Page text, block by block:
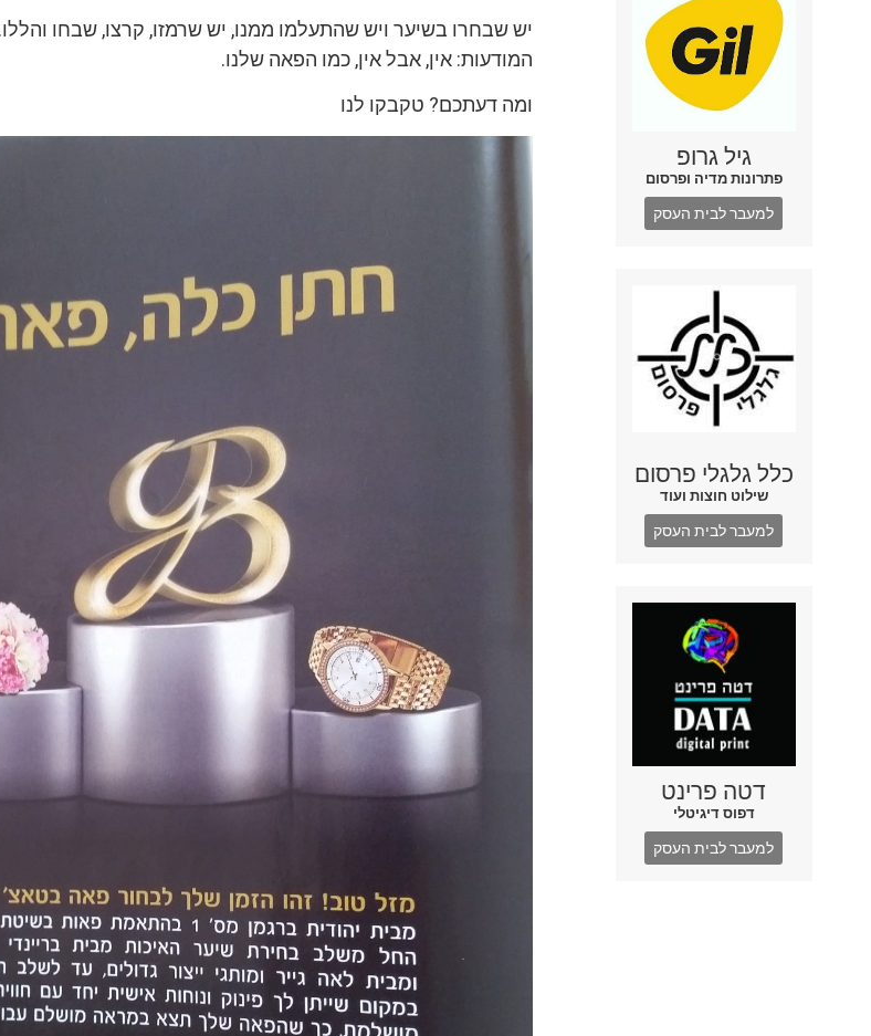
גיל גרופ
פתרונות מדיה ופרסום
למעבר לבית העסק
כלל גלגלי פרסום
שילוט חוצות ועוד
למעבר לבית העסק
דטה פרינט
דפוס דיגיטלי
למעבר לבית העסק
יש שבחרו בשיער ויש שהתעלמו ממנו, יש שרמזו, קרצו, שבחו
המודעות: אין, אבל אין, כמו הפאה שלנו.
ומה דעתכם? טקבקו לנו